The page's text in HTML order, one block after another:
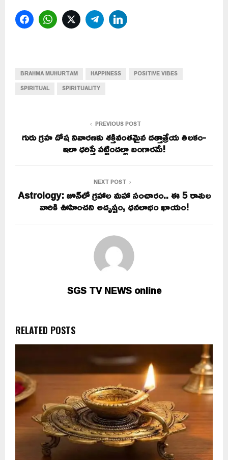
FacebookWhatsAppTwitterTelegram
BRAHMA MUHURTAM HAPPINESS
POSITIVE VIBES
SPIRITUAL
SPIRITUALITY
PREVIOUS POST
గురు గ్రహ దోష నివారణకు శక్తివంతమైన దత్తాత్రేయ తిలకం-
ఇలా ధరిస్తే పట్టిందల్లా బంగారమే!
NEXT POST
Astrology: జూన్‌లో గ్రహాల మహా సంచారం.. ఈ 5 రాశుల
వారికి ఊహించని అదృష్టం, ధనలాభం ఖాయం!
SGS TV NEWS online
RELATED POSTS